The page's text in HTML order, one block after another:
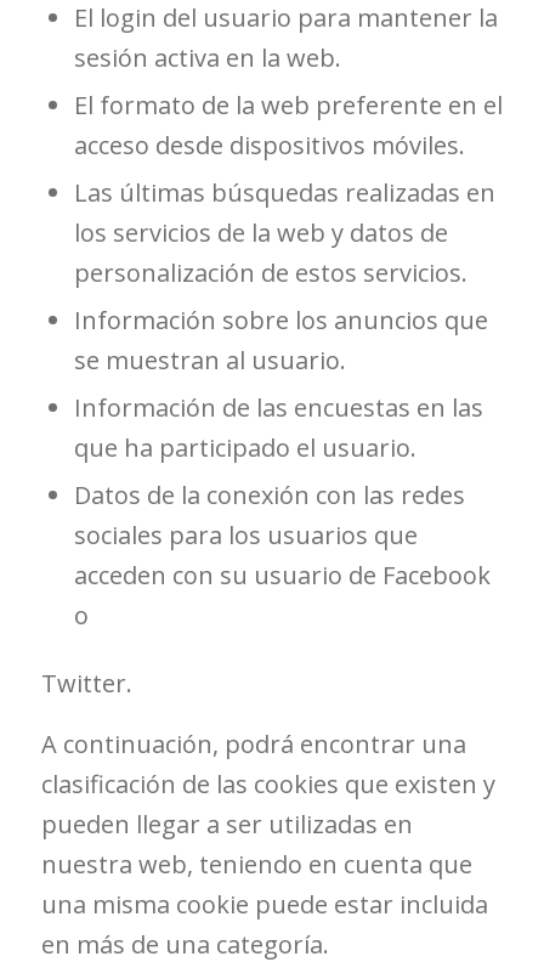
El login del usuario para mantener la
sesión activa en la web.
El formato de la web preferente en el
acceso desde dispositivos móviles.
Las últimas búsquedas realizadas en
los servicios de la web y datos de
personalización de estos servicios.
Información sobre los anuncios que
se muestran al usuario.
Información de las encuestas en las
que ha participado el usuario.
Datos de la conexión con las redes
sociales para los usuarios que
acceden con su usuario de Facebook
o
Twitter.
A continuación, podrá encontrar una
clasificación de las cookies que existen y
pueden llegar a ser utilizadas en
nuestra web, teniendo en cuenta que
una misma cookie puede estar incluida
en más de una categoría.